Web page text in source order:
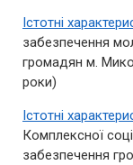
Істотні
забезпечення
громадян м.
роки)
Істотні
Комплексної
забезпечення